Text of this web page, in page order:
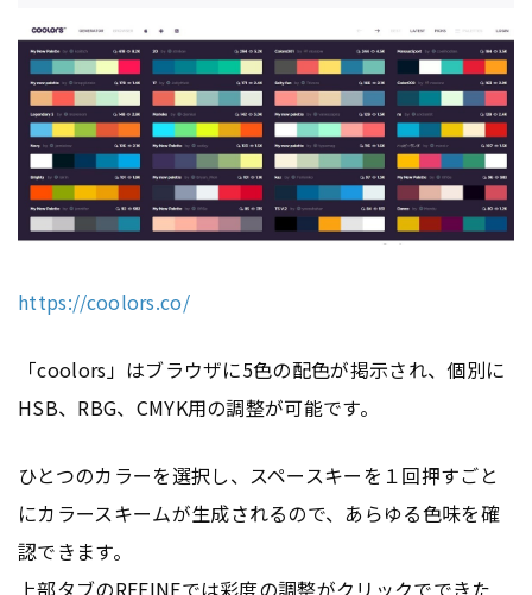
https://coolors.co/
「coolors」はブラウザに5色の配色が掲示され、個別に
HSB、RBG、CMYK用の調整が可能です。
ひとつのカラーを選択し、スペースキーを１回押すごと
にカラースキームが生成されるので、あらゆる色味を確
認できます。
上部タブのREFINEでは彩度の調整がクリックでできた